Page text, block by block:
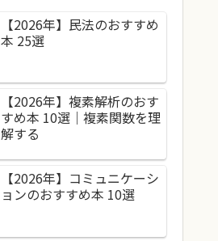
【2026年】民法のおすすめ
本 25選
【2026年】複素解析のおす
すめ本 10選｜複素関数を理
解する
【2026年】コミュニケーシ
ョンのおすすめ本 10選